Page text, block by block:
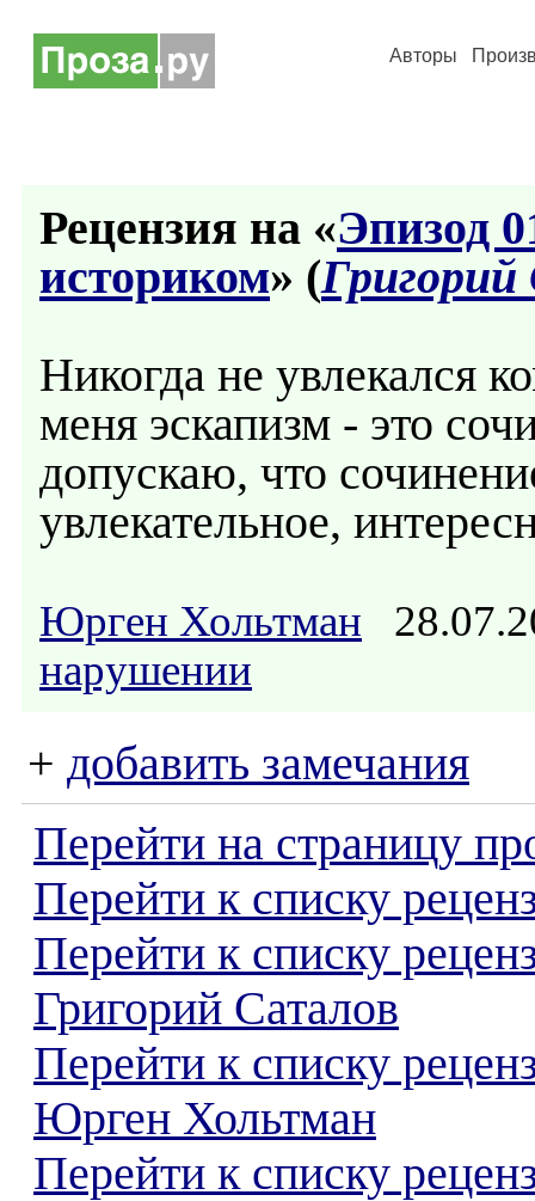
Авторы
Рецензия на «Эпизод
историком» (
Никогда не увлекался
меня эскапизм - это
допускаю, что
увлекательное,
Юрген Хольтман
нарушении
+ добавить замечания
Перейти на страницу
Перейти к списку
Перейти к списку
Григорий Саталов
Перейти к списку
Юрген Хольтман
Перейти к списку